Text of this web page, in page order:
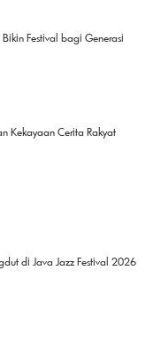
Festival bagi Generasi
Kekayaan Cerita Rakyat
di Java Jazz Festival 2026